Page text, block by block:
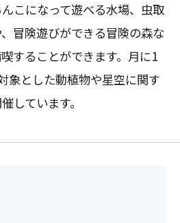
こになって遊べる水場、虫取
冒険遊びができる冒険の森な
することができます。月に1
象とした動植物や星空に関す
しています。